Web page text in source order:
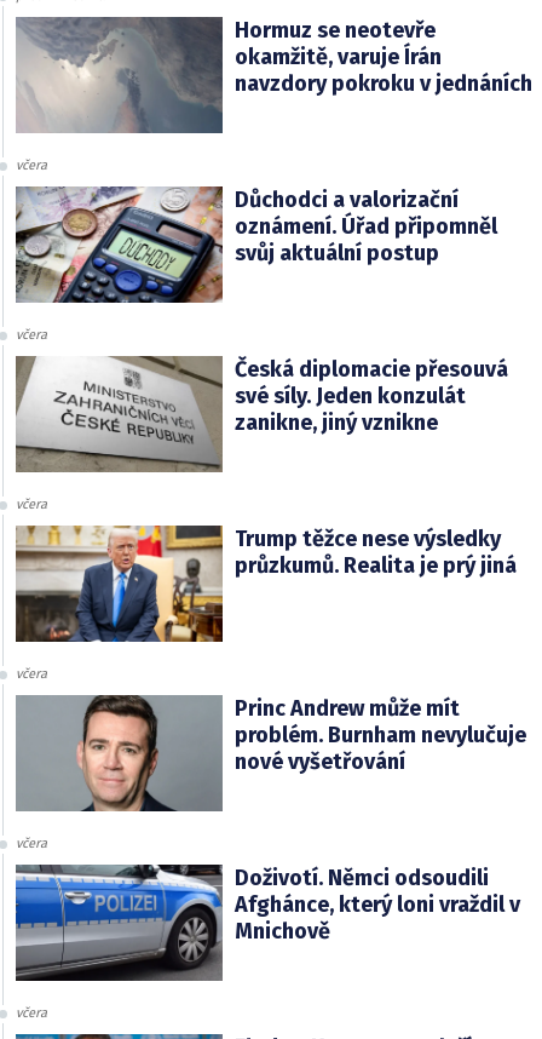
Hormuz se neotevře
okamžitě, varuje Írán
navzdory pokroku v jednáních
včera
Důchodci a valorizační
oznámení. Úřad připomněl
svůj aktuální postup
včera
Česká diplomacie přesouvá
své síly. Jeden konzulát
zanikne, jiný vznikne
včera
Trump těžce nese výsledky
průzkumů. Realita je prý jiná
včera
Princ Andrew může mít
problém. Burnham nevylučuje
nové vyšetřování
včera
Doživotí. Němci odsoudili
Afghánce, který loni vraždil v
Mnichově
včera